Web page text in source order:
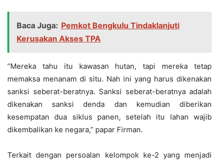
Baca Juga: Pemkot Bengkulu Tindaklanjuti
Kerusakan Akses TPA
“Mereka tahu itu kawasan hutan, tapi mereka tetap
memaksa menanam di situ. Nah ini yang harus dikenakan
sanksi seberat-beratnya. Sanksi seberat-beratnya adalah
dikenakan sanksi denda dan kemudian diberikan
kesempatan dua siklus panen, setelah itu lahan wajib
dikembalikan ke negara,” papar Firman.
Terkait dengan persoalan kelompok ke-2 yang menjadi